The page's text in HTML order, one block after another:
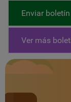
Enviar
Ver más